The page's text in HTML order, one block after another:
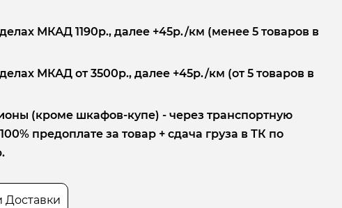
МКАД 1190р., далее +45р./км (менее 5 товаров в
МКАД от 3500р., далее +45р./км (от 5 товаров в
(кроме шкафов-купе) - через транспортную
предоплате за товар + сдача груза в ТК по
Доставки